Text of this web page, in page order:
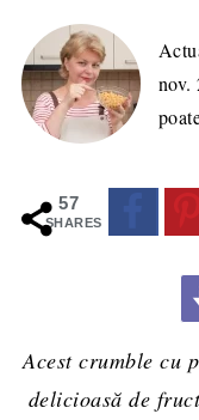
nov.
57
SHARES
Acest crumble cu
delicioasă de